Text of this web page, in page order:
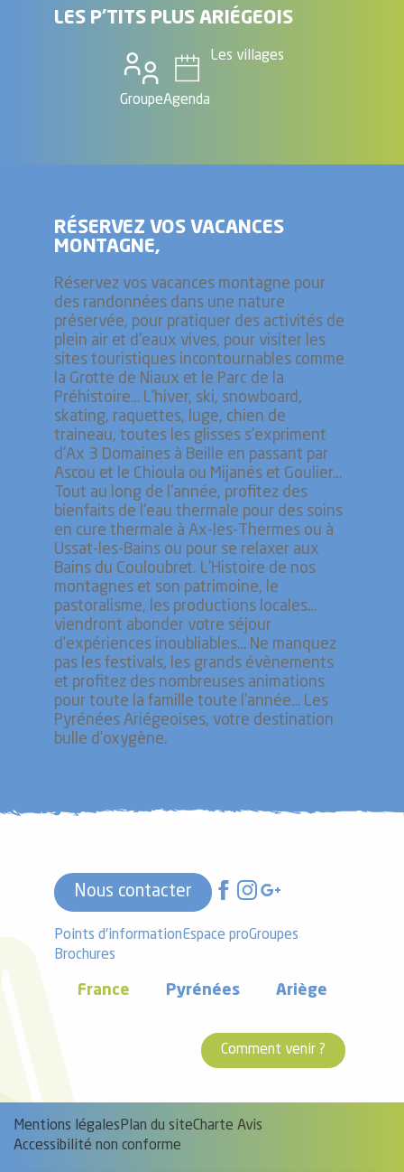
LES P'TITS PLUS ARIÉGEOIS
GroupeAgenda
Les villages
RÉSERVEZ VOS VACANCES
MONTAGNE,
Réservez vos vacances montagne pour
des randonnées dans une nature
préservée, pour pratiquer des activités de
plein air et d'eaux vives, pour visiter les
sites touristiques incontournables comme
la Grotte de Niaux et le Parc de la
Préhistoire… L'hiver, ski, snowboard,
skating, raquettes, luge, chien de
traineau, toutes les glisses s'expriment
d'Ax 3 Domaines à Beille en passant par
Ascou et le Chioula ou Mijanés et Goulier…
Tout au long de l'année, profitez des
bienfaits de l'eau thermale pour des soins
en cure thermale à Ax-les-Thermes ou à
Ussat-les-Bains ou pour se relaxer aux
Bains du Couloubret. L’Histoire de nos
montagnes et son patrimoine, le
pastoralisme, les productions locales…
viendront abonder votre séjour
d’expériences inoubliables… Ne manquez
pas les festivals, les grands évènements
et profitez des nombreuses animations
pour toute la famille toute l’année… Les
Pyrénées Ariégeoises, votre destination
bulle d’oxygène.
Nous contacter
Points d'informationEspace proGroupes
Brochures
France Pyrénées Ariège
Comment venir ?
Mentions légalesPlan du siteCharte Avis
Accessibilité non conforme